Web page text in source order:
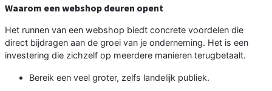
Waarom een webshop deuren opent
Het runnen van een webshop biedt concrete voordelen die
direct bijdragen aan de groei van je onderneming. Het is een
investering die zichzelf op meerdere manieren terugbetaalt.
Bereik een veel groter, zelfs landelijk publiek.